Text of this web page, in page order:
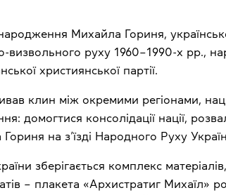
Михайла Гориня,
визвольного руху 1960–1990-х рр.,
християнської партії.
клин між окремими регіонами,
домогтися консолідації нації,
на з’їзді Народного Руху
зберігається комплекс
– плакета «Архистратиг Михаїл»